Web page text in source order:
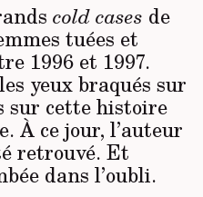
cold cases de
tuées et
1996 et 1997.
yeux braqués sur
sur cette histoire
À ce jour, l’auteur
retrouvé. Et
dans l’oubli.